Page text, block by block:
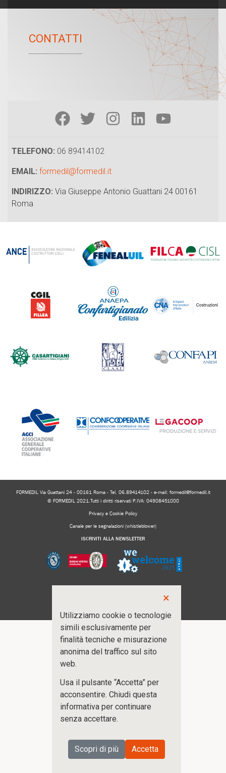
CONTATTI
TELEFONO: 06 89414102
EMAIL: formedil@formedil.it
INDIRIZZO: Via Giuseppe Antonio Guattani 24 00161
Roma
FORMEDIL Via Guattani 24 - 00161 Roma - Tel. 06.89414102 - e-mail: formedil@formedil.it
© FORMEDIL 2021.Tutti i diritti riservati P.IVA: 04908451000
Privacy e Cookie Policy
Canale per le segnalazioni (whistleblower)
ISCRIVITI ALLA NEWSLETTER
×
Utilizziamo cookie o tecnologie
simili esclusivamente per
finalità tecniche e misurazione
anonima del traffico sul sito
web.
Usa il pulsante “Accetta” per
acconsentire. Chiudi questa
informativa per continuare
senza accettare.
Scopri di più Accetta